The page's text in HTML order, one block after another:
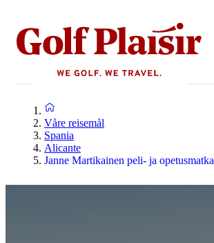
Våre reisemål
Spania
Alicante
Janne Martikainen peli- ja opetusmatka